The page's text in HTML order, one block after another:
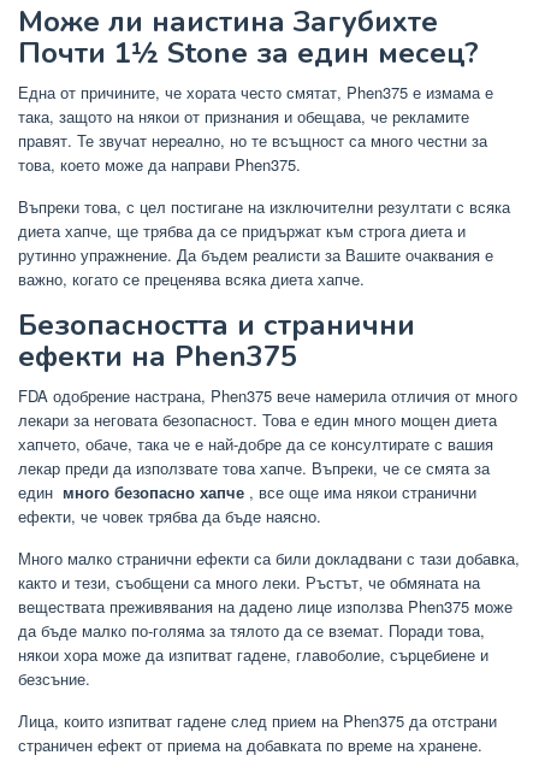
Може ли наистина Загубихте
Почти 1½ Stone за един месец?
Една от причините, че хората често смятат, Phen375 е измама е
така, защото на някои от признания и обещава, че рекламите
правят. Те звучат нереално, но те всъщност са много честни за
това, което може да направи Phen375.
Въпреки това, с цел постигане на изключителни резултати с всяка
диета хапче, ще трябва да се придържат към строга диета и
рутинно упражнение. Да бъдем реалисти за Вашите очаквания е
важно, когато се преценява всяка диета хапче.
Безопасността и странични
ефекти на Phen375
FDA одобрение настрана, Phen375 вече намерила отличия от много
лекари за неговата безопасност. Това е един много мощен диета
хапчето, обаче, така че е най-добре да се консултирате с вашия
лекар преди да използвате това хапче. Въпреки, че се смята за
един много безопасно хапче , все още има някои странични
ефекти, че човек трябва да бъде наясно.
Много малко странични ефекти са били докладвани с тази добавка,
както и тези, съобщени са много леки. Ръстът, че обмяната на
веществата преживявания на дадено лице използва Phen375 може
да бъде малко по-голяма за тялото да се вземат. Поради това,
някои хора може да изпитват гадене, главоболие, сърцебиене и
безсъние.
Лица, които изпитват гадене след прием на Phen375 да отстрани
страничен ефект от приема на добавката по време на хранене.